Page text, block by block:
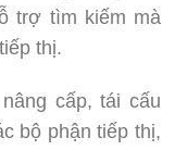
trợ tìm kiếm mà
thị.
cấp, tái cấu
bộ phận tiếp thị,